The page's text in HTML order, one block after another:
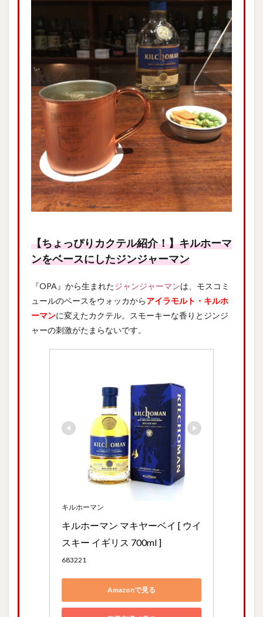
【ちょっぴりカクテル紹介！】キルホーマ
ンをベースにしたジンジャーマン
『OPA』から生まれたジャンジャーマンは、モスコミ
ュールのベースをウォッカからアイラモルト・キルホ
ーマンに変えたカクテル。スモーキーな香りとジンジ
ャーの刺激がたまらないです。
キルホーマン
キルホーマン マキヤーベイ [ ウイ
スキー イギリス 700ml ]
683221
Amazonで見る